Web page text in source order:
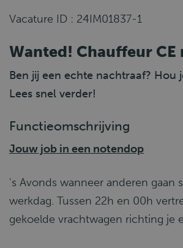
Vacature ID : 24IM01837-1
Wanted! Chauffeur
Ben jij een echte nachtraaf? Hou
Lees snel verder!
Functieomschrijving
Jouw job in een notendop
's Avonds wanneer anderen gaan
werkdag. Tussen 22h en 00h
gekoelde vrachtwagen richting je